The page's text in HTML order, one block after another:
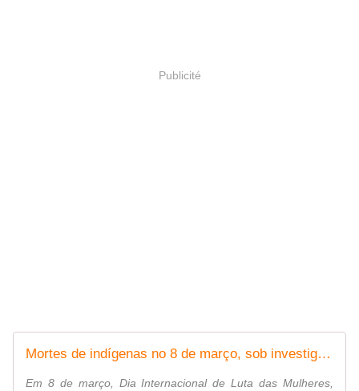
Publicité
Mortes de indígenas no 8 de março, sob investigação por feminicídio, evidenciam 'negligência em todas as esferas'
Em 8 de março, Dia Internacional de Luta das Mulheres,